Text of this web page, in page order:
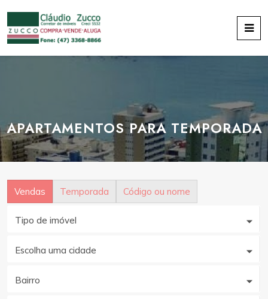
APARTAMENTOS PARA TEMPORADA
Vendas Temporada Código ou nome
Tipo de imóvel
Escolha uma cidade
Bairro